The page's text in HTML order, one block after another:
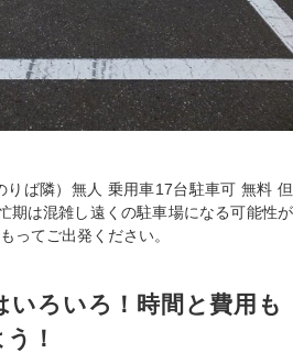
りば隣）無人 乗用車17台駐車可 無料 但
期は混雑し遠くの駐車場になる可能性が
ってご出発ください。
いろいろ！時間と費用も
！